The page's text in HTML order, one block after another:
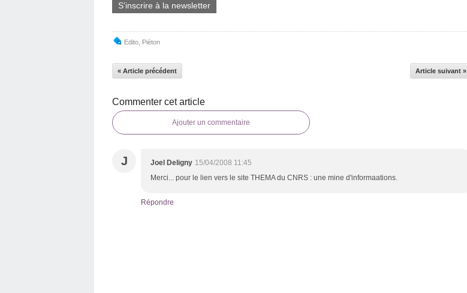
S'inscrire à la newsletter
Edito Piéton
« Article précédent Article suivant »
Commenter cet article
Ajouter un commentaire
J Joel Deligny 15/04/2008 11:45
Merci... pour le lien vers le site THEMA du CNRS : une mine d'informaations.
Répondre